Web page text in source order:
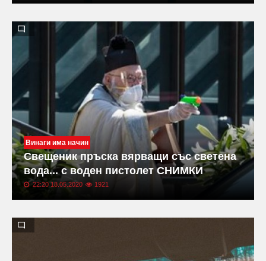
Винаги има начин
Свещеник пръска вярващи със светена
вода... с воден пистолет СНИМКИ
22:20 18.05.2020 1921